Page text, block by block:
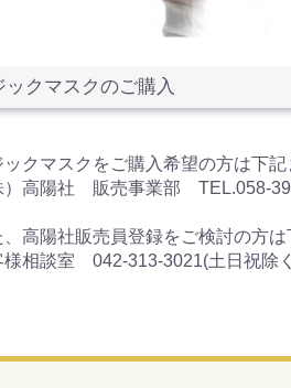
ックマスクのご購入
クマスクをご購入希望の方は下記
）高陽社 販売事業部 TEL.058-
高陽社販売員登録をご検討の方は
様相談室 042-313-3021(土日祝除